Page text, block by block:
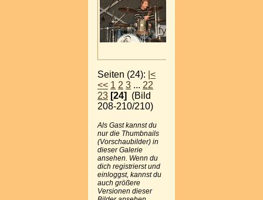
Seiten (24): |<
<< 1 2 3 ... 22
23 [24]
(Bild
208-210/210)
Als Gast kannst du
nur die Thumbnails
(Vorschaubilder) in
dieser Galerie
ansehen. Wenn du
dich registrierst und
einloggst, kannst du
auch größere
Versionen dieser